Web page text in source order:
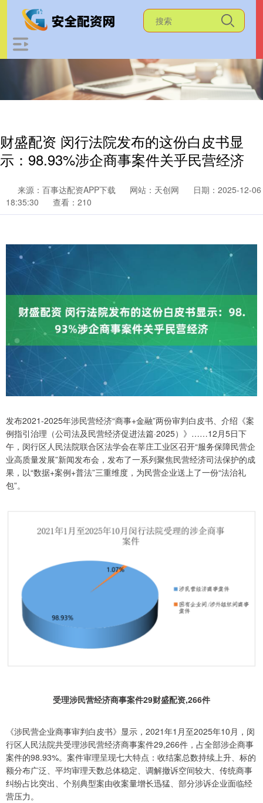
财盛配资 闵行法院发布的这份白皮书显
示：98.93%涉企商事案件关乎民营经济
来源：百事达配资APP下载 网站：天创网
日期：2025-12-06
18:35:30
查看：210
发布2021-2025年涉民营经济“商事+金融”两份审判白皮书、介绍《案
例指引治理（公司法及民营经济促进法篇·2025）》……12月5日下
午，闵行区人民法院联合区法学会在莘庄工业区召开“服务保障民营企
业高质量发展”新闻发布会，发布了一系列聚焦民营经济司法保护的成
果，以“数据+案例+普法”三重维度，为民营企业送上了一份“法治礼
包”。
受理涉民营经济商事案件29财盛配资,266件
《涉民营企业商事审判白皮书》显示，2021年1月至2025年10月，闵
行区人民法院共受理涉民营经济商事案件29,266件，占全部涉企商事
案件的98.93%。案件审理呈现七大特点：收结案总数持续上升、标的
额分布广泛、平均审理天数总体稳定、调解撤诉空间较大、传统商事
纠纷占比突出、个别典型案由收案量增长迅猛、部分涉诉企业面临经
营压力。